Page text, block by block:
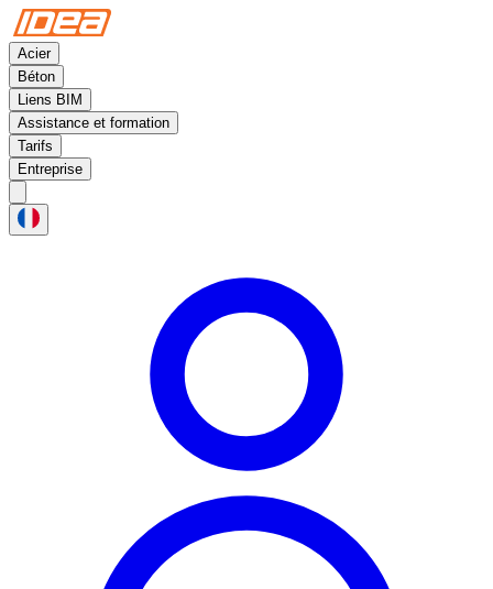
Acier
Béton
Liens BIM
Assistance et formation
Tarifs
Entreprise